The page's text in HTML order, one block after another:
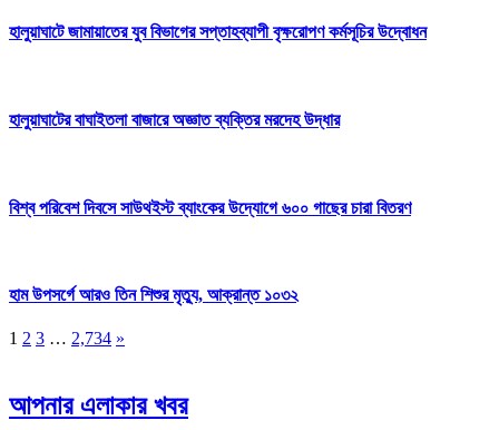
হালুয়াঘাটে জামায়াতের যুব বিভাগের সপ্তাহব্যাপী বৃক্ষরোপণ কর্মসূচির উদ্বোধন
হালুয়াঘাটের বাঘাইতলা বাজারে অজ্ঞাত ব্যক্তির মরদেহ উদ্ধার
বিশ্ব পরিবেশ দিবসে সাউথইস্ট ব্যাংকের উদ্যোগে ৬০০ গাছের চারা বিতরণ
হাম উপসর্গে আরও তিন শিশুর মৃত্যু, আক্রান্ত ১০৩২
1 2 3 … 2,734 »
আপনার এলাকার খবর